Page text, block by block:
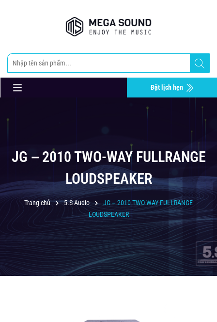
Đặt lịch hẹn
JG－2010 TWO-WAY FULLRANGE
LOUDSPEAKER
Trang chủ 5.S Audio
JG－2010 TWO-WAY FULLRANGE
LOUDSPEAKER